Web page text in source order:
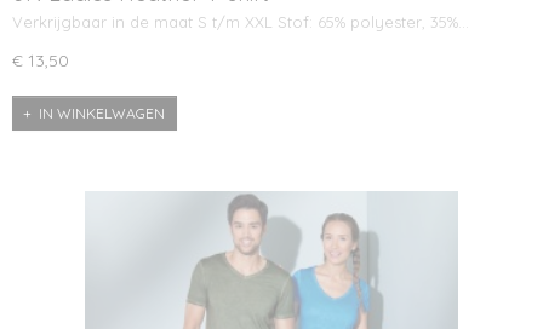
Verkrijgbaar in de maat S t/m XXL Stof: 65% polyester, 35%…
€ 13,50
IN WINKELWAGEN